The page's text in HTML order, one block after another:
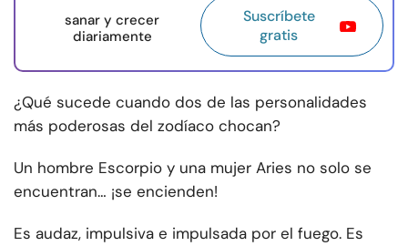
sanar y crecer
diariamente
Suscríbete
gratis
¿Qué sucede cuando dos de las personalidades
más poderosas del zodíaco chocan?
Un hombre Escorpio y una mujer Aries no solo se
encuentran… ¡se encienden!
Es audaz, impulsiva e impulsada por el fuego. Es